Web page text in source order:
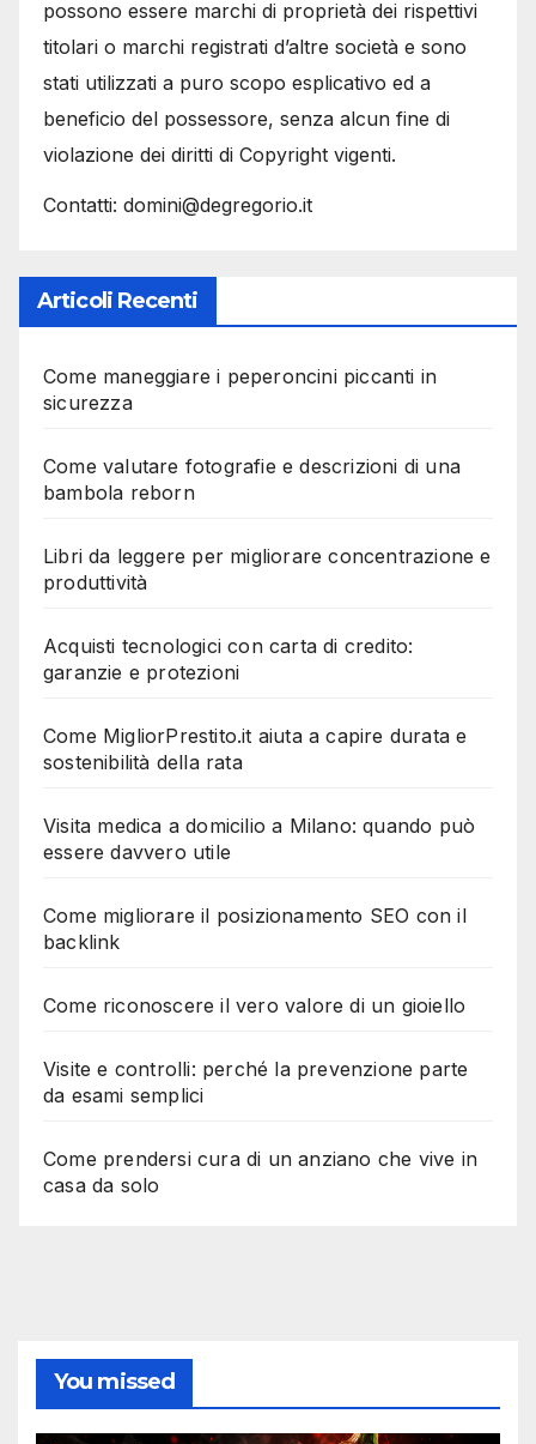
possono essere marchi di proprietà dei rispettivi
titolari o marchi registrati d’altre società e sono
stati utilizzati a puro scopo esplicativo ed a
beneficio del possessore, senza alcun fine di
violazione dei diritti di Copyright vigenti.
Contatti: domini@degregorio.it
Articoli Recenti
Come maneggiare i peperoncini piccanti in
sicurezza
Come valutare fotografie e descrizioni di una
bambola reborn
Libri da leggere per migliorare concentrazione e
produttività
Acquisti tecnologici con carta di credito:
garanzie e protezioni
Come MigliorPrestito.it aiuta a capire durata e
sostenibilità della rata
Visita medica a domicilio a Milano: quando può
essere davvero utile
Come migliorare il posizionamento SEO con il
backlink
Come riconoscere il vero valore di un gioiello
Visite e controlli: perché la prevenzione parte
da esami semplici
Come prendersi cura di un anziano che vive in
casa da solo
You missed